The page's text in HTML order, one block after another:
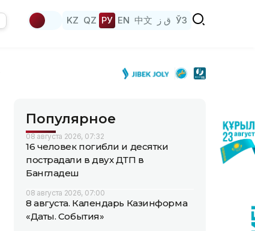
KZ QZ РУ EN 中文 ق ز ЎЗ
Популярное
08 августа 2026, 07:32
16 человек погибли и десятки
пострадали в двух ДТП в
Бангладеш
08 августа 2026, 07:00
8 августа. Календарь Казинформа
«Даты. События»